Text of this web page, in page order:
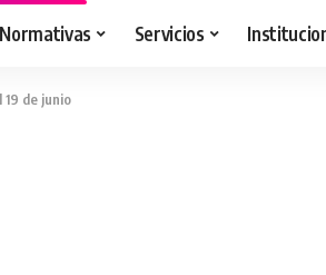
Normativas Servicios
19 de junio